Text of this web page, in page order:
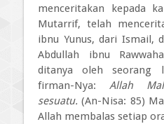
menceritakan kepada
Mutarrif, telah
ibnu Yunus, dari Ismail,
Abdullah ibnu
ditanya oleh seorang
firman-Nya: Allah
sesuatu. (An-Nisa: 85)
Allah membalas setiap